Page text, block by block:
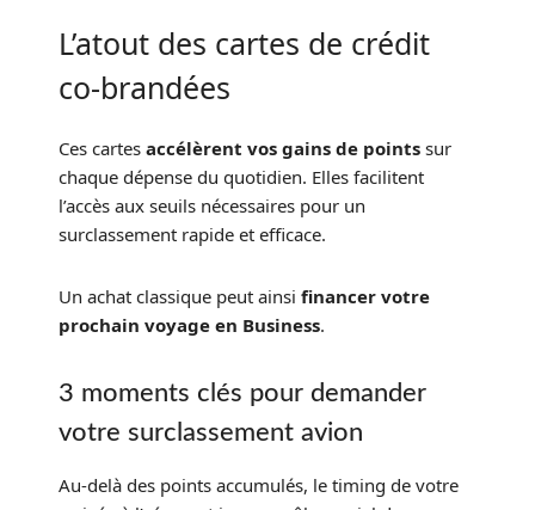
L’atout des cartes de crédit
co-brandées
Ces cartes accélèrent vos gains de pointssur
chaque dépense du quotidien. Elles facilitent
l’accès aux seuils nécessaires pour un
surclassement rapide et efficace.
Un achat classique peut ainsi financer votre
prochain voyage en Business.
3 moments clés pour demander
votre surclassement avion
Au-delà des points accumulés, le timing de votre